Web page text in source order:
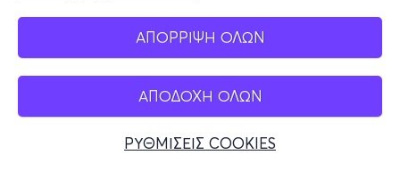
ΑΠΟΡΡΙΨΗ ΟΛΩΝ
ΑΠΟΔΟΧΗ ΟΛΩΝ
ΡΥΘΜΙΣΕΙΣ COOKIES
Mobile app